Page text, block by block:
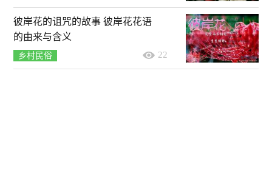
彼岸花的诅咒的故事 彼岸花花语
的由来与含义
乡村民俗 22